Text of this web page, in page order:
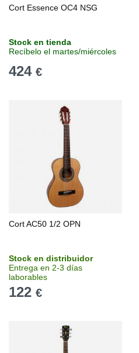
Cort Essence OC4 NSG
Stock en tienda
Recíbelo el martes/miércoles
424 €
Cort AC50 1/2 OPN
Stock en distribuidor
Entrega en 2-3 días
laborables
122 €